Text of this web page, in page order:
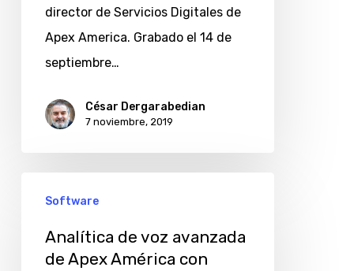
director de Servicios Digitales de
Apex America. Grabado el 14 de
septiembre…
César Dergarabedian
7 noviembre, 2019
Software
Analítica de voz avanzada
de Apex América con